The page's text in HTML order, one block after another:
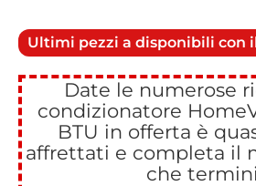
Ultimi pezzi a disponibili con
Date le numerose
condizionatore
BTU in offerta è
affrettati e completa il
che